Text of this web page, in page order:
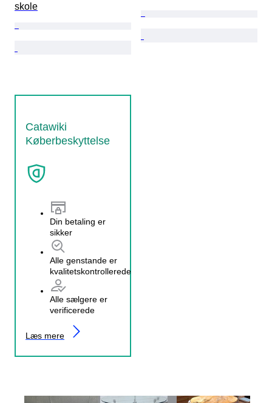
skole
Catawiki
Køberbeskyttelse
Din betaling er
sikker
Alle genstande er
kvalitetskontrollerede
Alle sælgere er
verificerede
Læs mere